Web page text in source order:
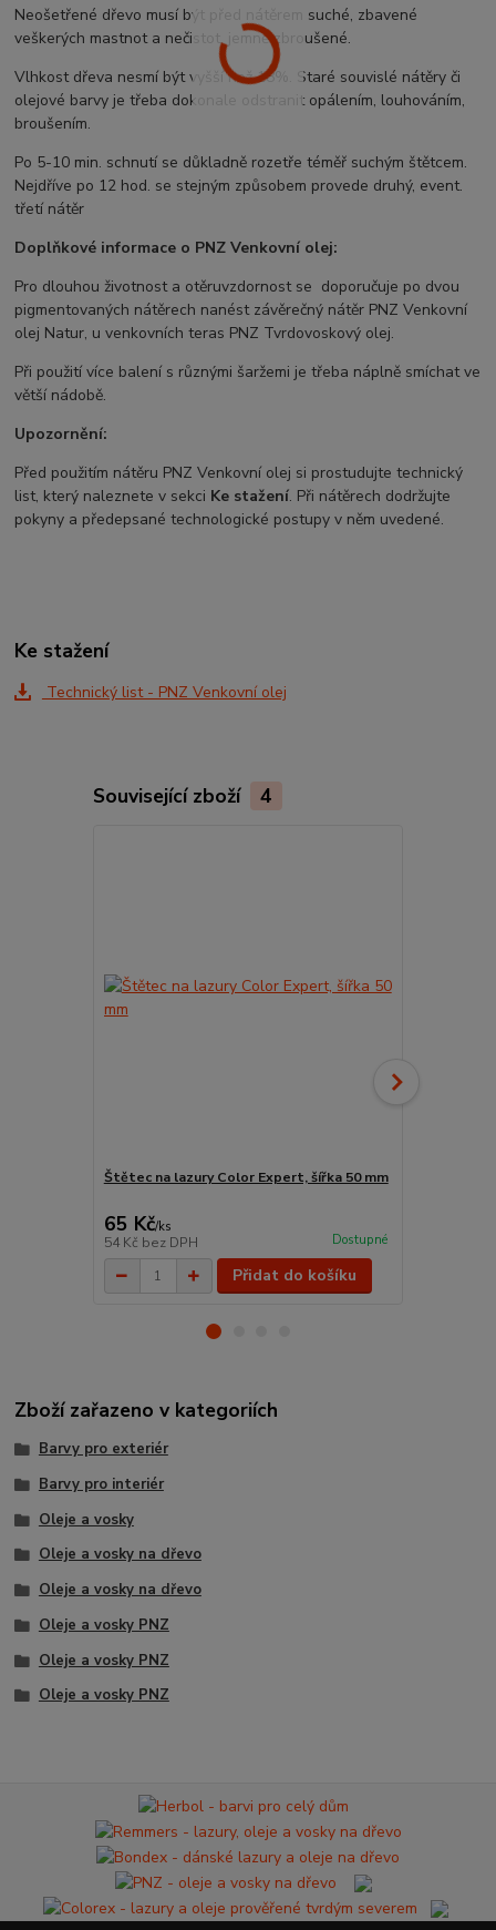
Neošetřené dřevo musí být před nátěrem suché, zbavené
veškerých mastnot a nečistot, jemně zbroušené.
Vlhkost dřeva nesmí být vyšší než 18%. Staré souvislé nátěry či
olejové barvy je třeba dokonale odstranit opálením, louhováním,
broušením.
Po 5-10 min. schnutí se důkladně rozetře téměř suchým štětcem.
Nejdříve po 12 hod. se stejným způsobem provede druhý, event.
třetí nátěr
Doplňkové informace o PNZ Venkovní olej:
Pro dlouhou životnost a otěruvzdornost se doporučuje po dvou
pigmentovaných nátěrech nanést závěrečný nátěr PNZ Venkovní
olej Natur, u venkovních teras PNZ Tvrdovoskový olej.
Při použití více balení s různými šaržemi je třeba náplně smíchat ve
větší nádobě.
Upozornění:
Před použitím nátěru PNZ Venkovní olej si prostudujte technický
list, který naleznete v sekci Ke stažení. Při nátěrech dodržujte
pokyny a předepsané technologické postupy v něm uvedené.
Ke stažení
Technický list - PNZ Venkovní olej
Související zboží 4
Štětec na lazury Color Expert, šířka 50 mm
65 Kč/ks
54 Kč bez DPH Dostupné
Přidat do košíku
Zboží zařazeno v kategoriích
Barvy pro exteriér
Barvy pro interiér
Oleje a vosky
Oleje a vosky na dřevo
Oleje a vosky na dřevo
Oleje a vosky PNZ
Oleje a vosky PNZ
Oleje a vosky PNZ